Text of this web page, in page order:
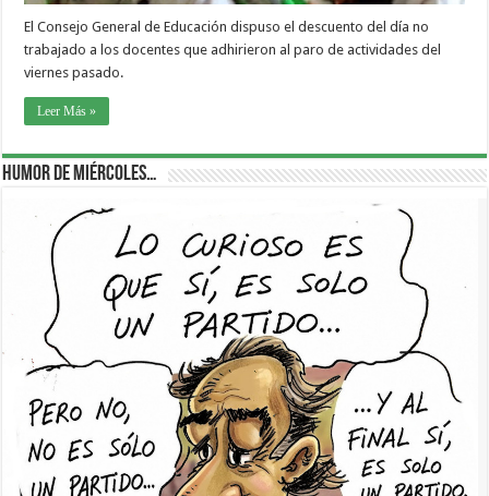
El Consejo General de Educación dispuso el descuento del día no
trabajado a los docentes que adhirieron al paro de actividades del
viernes pasado.
Leer Más »
Humor de Miércoles…